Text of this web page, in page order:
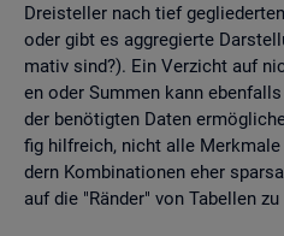
Drei­stel­ler nach tief
oder gibt es agg­re­gier­te
ma­tiv sind?). Ein Ver­zicht auf
en oder Sum­men kann
der be­nö­tig­ten Daten
fig hilf­reich, nicht alle
dern Kom­bi­na­tio­nen eher
auf die "Rän­der" von Ta­bel­len